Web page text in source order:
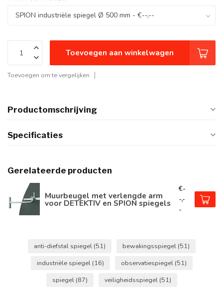
Toevoegen aan winkelwagen
Toevoegen om te vergelijken
Productomschrijving
Specificaties
Gerelateerde producten
Muurbeugel met verlengde arm
voor DETEKTIV en SPION spiegels
€-
-,-
-
anti-diefstal spiegel (51) bewakingsspiegel (51)
industriële spiegel (16) observatiespiegel (51)
spiegel (87) veiligheidsspiegel (51)